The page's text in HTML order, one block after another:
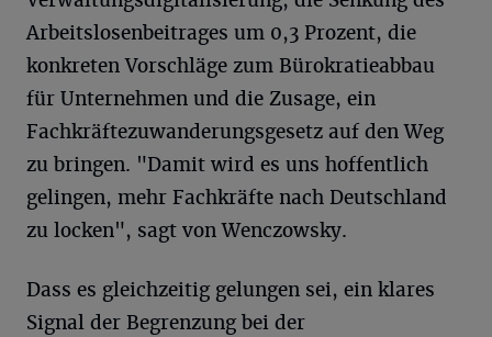
Arbeitslosenbeitrages um 0,3 Prozent, die
konkreten Vorschläge zum Bürokratieabbau
für Unternehmen und die Zusage, ein
Fachkräftezuwanderungsgesetz auf den Weg
zu bringen. "Damit wird es uns hoffentlich
gelingen, mehr Fachkräfte nach Deutschland
zu locken", sagt von Wenczowsky.
Dass es gleichzeitig gelungen sei, ein klares
Signal der Begrenzung bei der